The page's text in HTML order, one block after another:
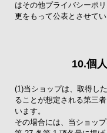
はその他プライバシーポ
更をもって公表とさせてい
10.個
(1)当ショップは、取得し
ることが想定される第三
います。
その場合には、当ショッ